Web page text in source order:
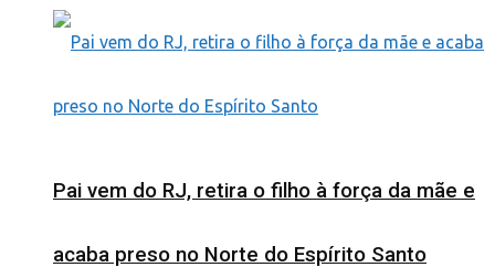
Pai vem do RJ, retira o filho à força da mãe e
acaba preso no Norte do Espírito Santo